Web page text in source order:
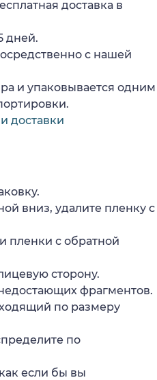
доставка в
дней.
с нашей
и упаковывается одним
доставки
вниз, удалите пленку с
пленки с обратной
сторону.
фрагментов.
по размеру
по
если бы вы